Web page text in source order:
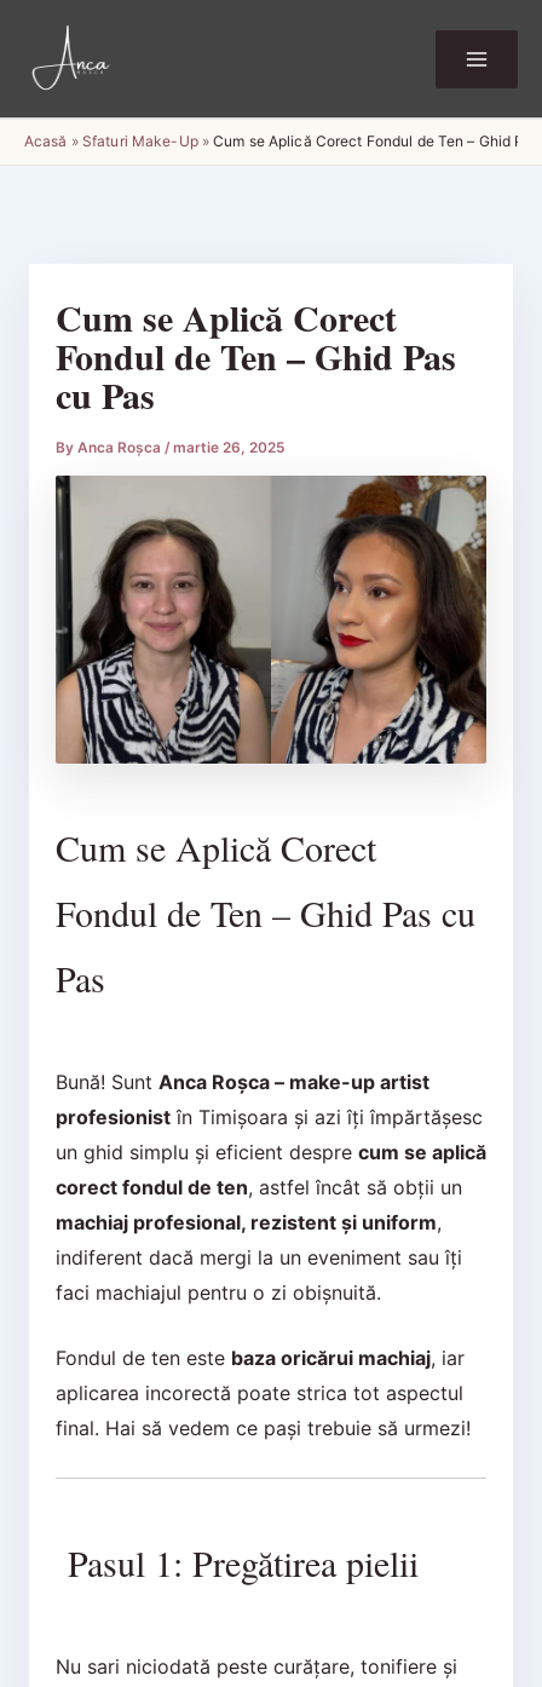
content
Acasă » Sfaturi Make-Up»Cum se Aplică Corect Fondul de Ten – Ghid
Cum se Aplică Corect
Fondul de Ten – Ghid Pas
cu Pas
By Anca Roșca /martie 26, 2025
Cum se Aplică Corect
Fondul de Ten – Ghid Pas cu
Pas
Bună! Sunt Anca Roșca – make-up artist
profesionistîn Timișoara și azi îți împărtășesc
un ghid simplu și eficient despre cum se aplică
corect fondul de ten, astfel încât să obții un
machiaj profesional, rezistent și uniform,
indiferent dacă mergi la un eveniment sau îți
faci machiajul pentru o zi obișnuită.
Fondul de ten este baza oricărui machiaj, iar
aplicarea incorectă poate strica tot aspectul
final. Hai să vedem ce pași trebuie să urmezi!
Pasul 1: Pregătirea pielii
Nu sari niciodată peste curățare, tonifiere și